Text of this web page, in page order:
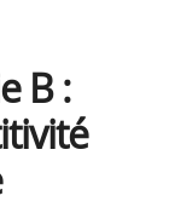
B :